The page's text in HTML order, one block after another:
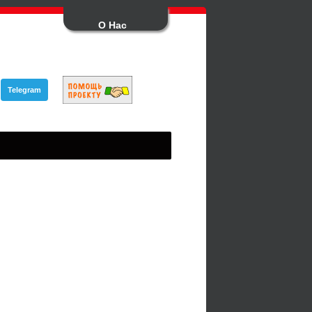
О Нас
Telegram